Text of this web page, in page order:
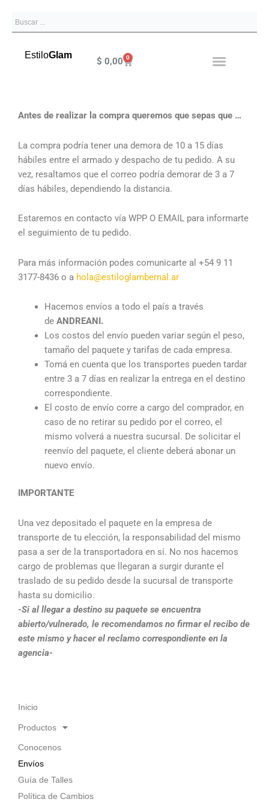
contenido
Search
EstiloGlam
$ 0,00 0
Cart
Antes de realizar la compra queremos que sepas que …
La compra podría tener una demora de 10 a 15 días
hábiles entre el armado y despacho de tu pedido. A su
vez, resaltamos que el correo podría demorar de 3 a 7
días hábiles, dependiendo la distancia.
Estaremos en contacto vía WPP O EMAIL para informarte
el seguimiento de tu pedido.
Para más información podes comunicarte al +54 9 11
3177-8436 o a hola@estiloglambernal.ar
Hacemos envíos a todo el país a través
de ANDREANI.
Los costos del envío pueden variar según el peso,
tamaño del paquete y tarifas de cada empresa.
Tomá en cuenta que los transportes pueden tardar
entre 3 a 7 días en realizar la entrega en el destino
correspondiente.
El costo de envío corre a cargo del comprador, en
caso de no retirar su pedido por el correo, el
mismo volverá a nuestra sucursal. De solicitar el
reenvío del paquete, el cliente deberá abonar un
nuevo envío.
IMPORTANTE
Una vez depositado el paquete en la empresa de
transporte de tu elección, la responsabilidad del mismo
pasa a ser de la transportadora en sí. No nos hacemos
cargo de problemas que llegaran a surgir durante el
traslado de su pedido desde la sucursal de transporte
hasta su domicilio.
-Si al llegar a destino su paquete se encuentra
abierto/vulnerado, le recomendamos no firmar el recibo de
este mismo y hacer el reclamo correspondiente en la
agencia-
Inicio
Productos
Conocenos
Envíos
Guía de Talles
Política de Cambios